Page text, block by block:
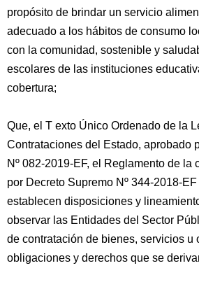
propósito de brindar un servicio
adecuado a los hábitos de consumo
con la comunidad, sostenible y
escolares de las instituciones
cobertura;
Que, el T exto Único Ordenado de la
Contrataciones del Estado, aprobado
Nº 082-2019-EF, el Reglamento de la
por Decreto Supremo Nº 344-2018-
establecen disposiciones y
observar las Entidades del Sector
de contratación de bienes, servicios u
obligaciones y derechos que se